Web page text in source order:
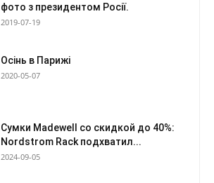
фото з президентом Росії.
2019-07-19
Осінь в Парижі
2020-05-07
Сумки Madewell со скидкой до 40%:
Nordstrom Rack подхватил...
2024-09-05